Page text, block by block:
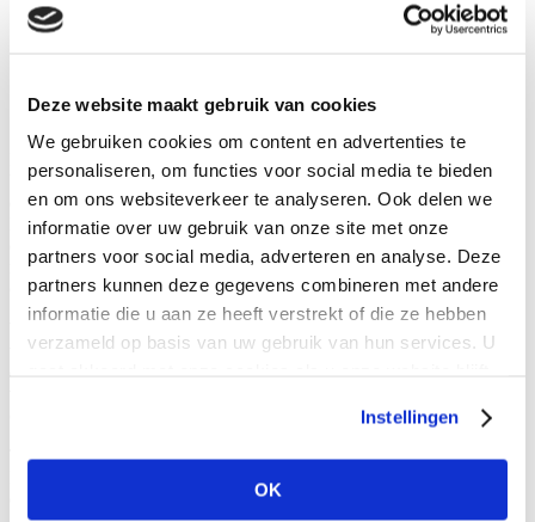
Deze website maakt gebruik van cookies
We gebruiken cookies om content en advertenties te
personaliseren, om functies voor social media te bieden
en om ons websiteverkeer te analyseren. Ook delen we
informatie over uw gebruik van onze site met onze
partners voor social media, adverteren en analyse. Deze
partners kunnen deze gegevens combineren met andere
informatie die u aan ze heeft verstrekt of die ze hebben
verzameld op basis van uw gebruik van hun services. U
Instellingen
OK
Het elegante schip is volledig voorzien van airconditioning en
beschikt over een ruime lounge met een audio- / video-
entertainmentcentrum en een aparte, fijne eetzaal waar
Ecuadoraanse en internationale gerechten worden geserveerd. Twee
duikmeesters en maximaal vier duiken per dag zorgen ervoor dat uw
reis voldoende onderwatertijd heeft om de magie van Galapagos te
ontdekken.
verwelkomd met schone, warme handdoeken. De meerdere
camera’s zijn te huur en gratis Nitrox is beschikbaar.
Tijdens uw 8-daagse cruise kunt u verwachten 18 keer te duiken.
Beide routes zijn alleen voor ervaren duikers, u dient minimaal 60
duiken hebben gelogd voordat u aan deze cruise deel kunt nemen.